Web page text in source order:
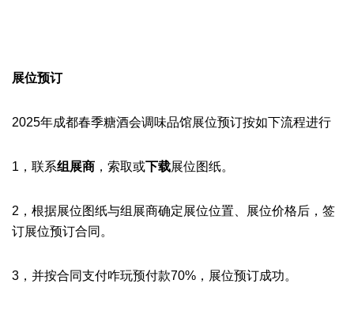
展位预订
2025年成都春季糖酒会调味品馆展位预订按如下流程进行
1，联系组展商 ‍，索取或下载展位图纸。
2，根据展位图纸与组展商确定展位位置、展位价格后，签
订展位预订合同。
3， 并按合同支付咋玩预付款70%，展位预订成功。